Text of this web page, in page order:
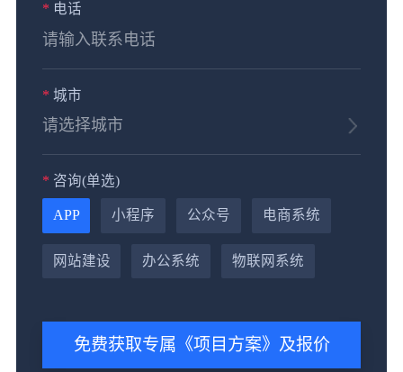
* 电话
* 城市
* 咨询(单选)
APP 小程序 公众号 电商系统
网站建设 办公系统 物联网系统
免费获取专属《项目方案》及报价
李** 131****9211 2小时前